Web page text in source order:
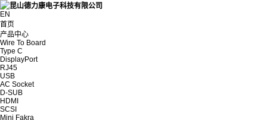
EN
首页
产品中心
Wire To Board
Type C
DisplayPort
RJ45
USB
AC Socket
D-SUB
HDMI
SCSI
Mini Fakra